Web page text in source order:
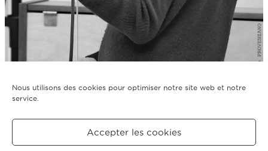
Nous utilisons des cookies pour optimiser notre site web et notre
service.
Accepter les cookies
Filed under::
6 7 8 9